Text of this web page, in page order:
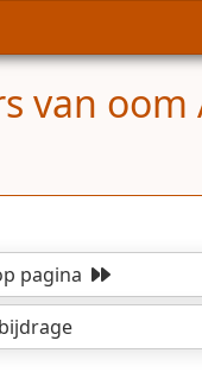
van
opgelost
pagina